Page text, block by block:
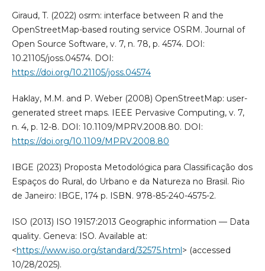
Giraud, T. (2022) osrm: interface between R and the
OpenStreetMap-based routing service OSRM. Journal of
Open Source Software, v. 7, n. 78, p. 4574. DOI:
10.21105/joss.04574. DOI:
https://doi.org/10.21105/joss.04574
Haklay, M.M. and P. Weber (2008) OpenStreetMap: user-
generated street maps. IEEE Pervasive Computing, v. 7,
n. 4, p. 12-8. DOI: 10.1109/MPRV.2008.80. DOI:
https://doi.org/10.1109/MPRV.2008.80
IBGE (2023) Proposta Metodológica para Classificação dos
Espaços do Rural, do Urbano e da Natureza no Brasil. Rio
de Janeiro: IBGE, 174 p. ISBN. 978-85-240-4575-2.
ISO (2013) ISO 19157:2013 Geographic information — Data
quality. Geneva: ISO. Available at:
<https://www.iso.org/standard/32575.html> (accessed
10/28/2025).